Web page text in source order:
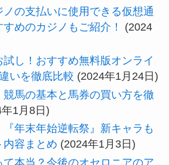
の支払いに使用できる仮想通
めのカジノもご紹介！
(2024
試し！おすすめ無料版オンライ
いを徹底比較 (2024年1月24日)
馬の基本と馬券の買い方を徹
1月8日)
『年末年始逆転祭』新キャラも
内容まとめ (2024年1月3日)
本当？今後のオセロニアのア